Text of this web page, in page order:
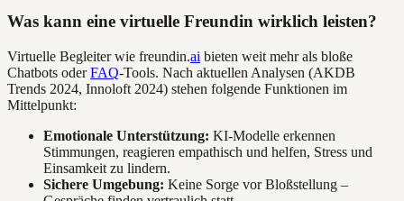
Was kann eine virtuelle Freundin wirklich leisten?
Virtuelle Begleiter wie freundin.ai bieten weit mehr als bloße
Chatbots oderFAQ-Tools. Nach aktuellen Analysen (AKDB
Trends 2024, Innoloft 2024) stehen folgende Funktionen im
Mittelpunkt:
Emotionale Unterstützung: KI-Modelle erkennen
Stimmungen, reagieren empathisch und helfen, Stress und
Einsamkeit zu lindern.
Sichere Umgebung: Keine Sorge vor Bloßstellung –